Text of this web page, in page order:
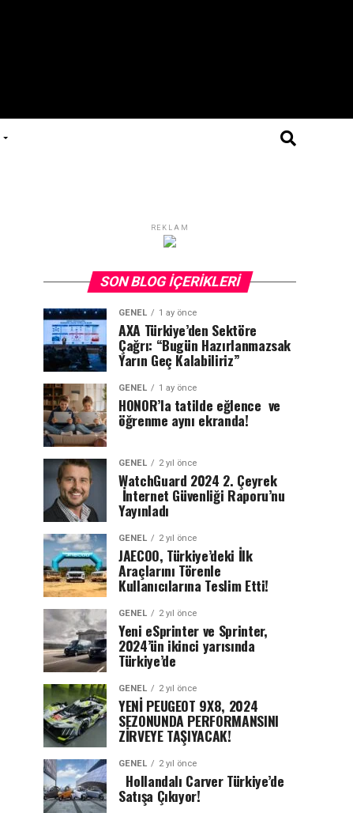
REKLAM
SON BLOG İÇERIKLERI
GENEL 1 ay önce
AXA Türkiye’den Sektöre
Çağrı: “Bugün Hazırlanmazsak
Yarın Geç Kalabiliriz”
GENEL 1 ay önce
HONOR’la tatilde eğlence ve
öğrenme aynı ekranda!
GENEL 2 yıl önce
WatchGuard 2024 2. Çeyrek
İnternet Güvenliği Raporu’nu
Yayınladı
GENEL 2 yıl önce
JAECOO, Türkiye’deki İlk
Araçlarını Törenle
Kullanıcılarına Teslim Etti!
GENEL 2 yıl önce
Yeni eSprinter ve Sprinter,
2024’ün ikinci yarısında
Türkiye’de
GENEL 2 yıl önce
YENİ PEUGEOT 9X8, 2024
SEZONUNDA PERFORMANSINI
ZİRVEYE TAŞIYACAK!
GENEL 2 yıl önce
Hollandalı Carver Türkiye’de
Satışa Çıkıyor!